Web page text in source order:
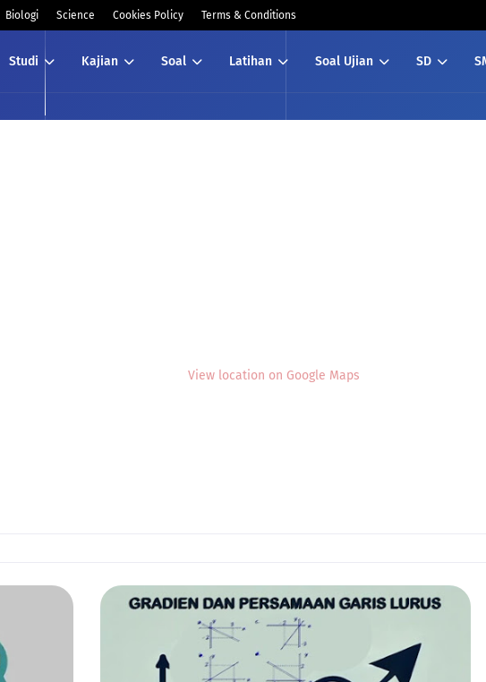
Biologi Science Cookies Policy Terms & Conditions
Studi Kajian Soal Latihan Soal Ujian SD
View location on Google Maps